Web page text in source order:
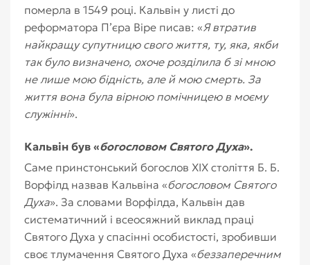
померла в 1549 році. Кальвін у листі до
реформатора П’єра Віре писав: «Я втратив
найкращу супутницю свого життя, ту, яка, якби
так було визначено, охоче розділила б зі мною
не лише мою бідність, але й мою смерть. За
життя вона була вірною помічницею в моєму
служінні».
Кальвін був «богословом Святого Духа».
Саме принстонський богослов XIX століття Б. Б.
Ворфілд назвав Кальвіна «богословом Святого
Духа». За словами Ворфілда, Кальвін дав
систематичний і всеосяжний виклад праці
Святого Духа у спасінні особистості, зробивши
своє тлумачення Святого Духа «беззаперечним